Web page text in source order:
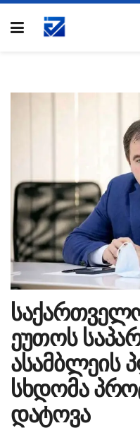
ეუთოს
ასამბლეის
სხდომა
დატოვა